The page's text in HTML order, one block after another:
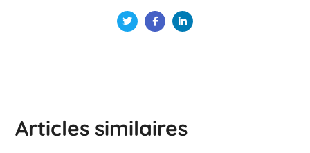
Articles similaires